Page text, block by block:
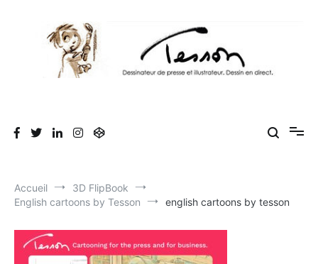
direct, dessin humoristique, cartoonist.
direct lors des séminaires d'entreprise. Illustration et dessin
Accueil
3D FlipBook
English cartoons by Tesson
english cartoons by tesson